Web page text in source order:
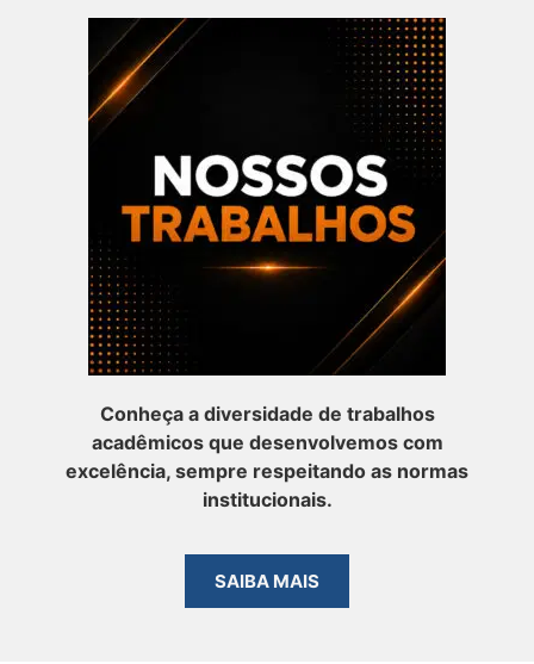
Conheça a diversidade de trabalhos
acadêmicos que desenvolvemos com
excelência, sempre respeitando as normas
institucionais.
SAIBA MAIS